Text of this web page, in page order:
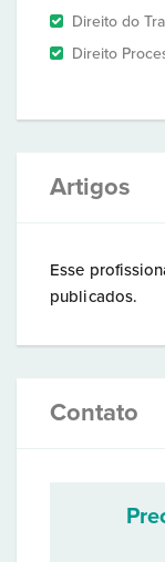
Direito do
Direito
Artigos
Esse
publicados.
Contato